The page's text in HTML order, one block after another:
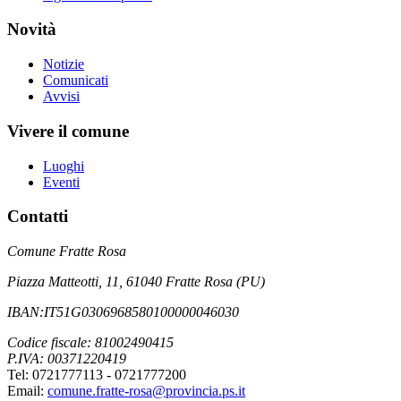
Novità
Notizie
Comunicati
Avvisi
Vivere il comune
Luoghi
Eventi
Contatti
Comune Fratte Rosa
Piazza Matteotti, 11, 61040 Fratte Rosa (PU)
IBAN:IT51G0306968580100000046030
Codice fiscale: 81002490415
P.IVA: 00371220419
Tel: 0721777113 - 0721777200
Email: comune.fratte-rosa@provincia.ps.it